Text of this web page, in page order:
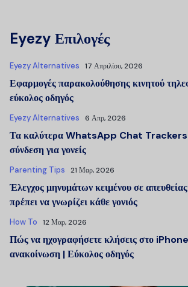
Eyezy Επιλογές
Eyezy Alternatives 17 Απριλίου, 2026
Εφαρμογές παρακολούθησης κινητού
εύκολος οδηγός
Eyezy Alternatives 6 Απρ, 2026
Τα καλύτερα WhatsApp Chat Trackers
σύνδεση για γονείς
Parenting Tips 21 Μαρ, 2026
Έλεγχος μηνυμάτων κειμένου σε
πρέπει να γνωρίζει κάθε γονιός
How To 12 Μαρ, 2026
Πώς να ηχογραφήσετε κλήσεις στο
ανακοίνωση | Εύκολος οδηγός